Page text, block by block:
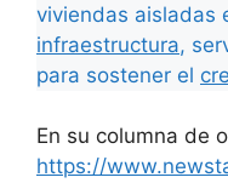
viviendas aisladas
infraestructura,
para sostener el
En su columna de
https://